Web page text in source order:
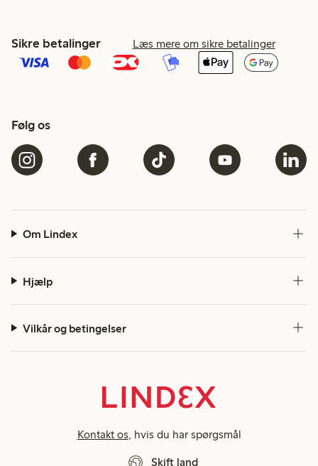
Sikre betalinger Læs mere om sikre betalinger
Følg os
Om Lindex
Hjælp
Vilkår og betingelser
Kontakt os, hvis du har spørgsmål
Skift land